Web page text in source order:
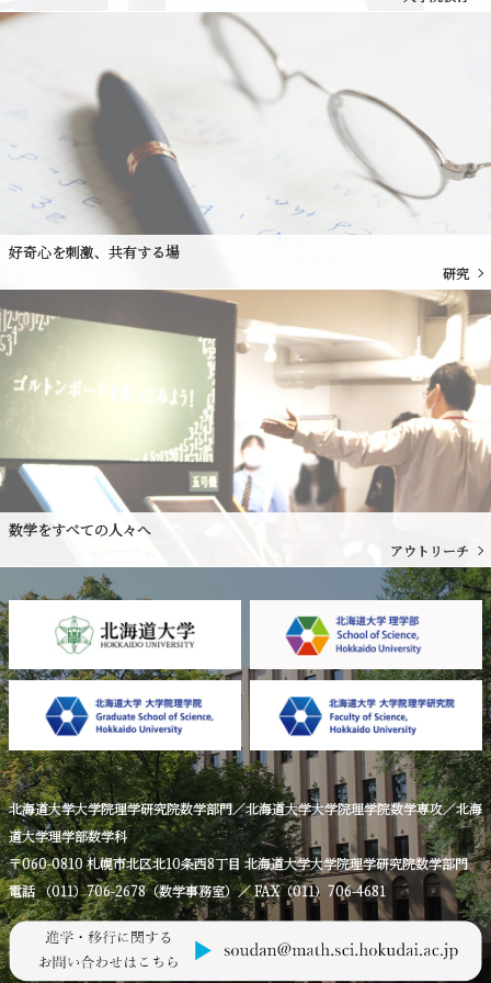
好奇心を刺激、共有する場
研究
数学をすべての人々へ
アウトリーチ
北海道大学大学院理学研究院数学部門／北海道大学大学院理学院数学専攻／北海
道大学理学部数学科
〒060-0810 札幌市北区北10条西8丁目 北海道大学大学院理学研究院数学部門
電話 （011）706-2678（数学事務室）／ FAX（011）706-4681